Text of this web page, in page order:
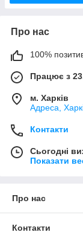
Про нас
100%
Працює з
м. Харків
Адреса,
Контакти
Сьогодні
Показати
Про нас
Контакти